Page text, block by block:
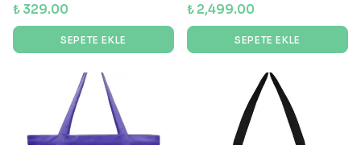
₺ 329.00
SEPETE EKLE
₺ 2,499.00
SEPETE EKLE